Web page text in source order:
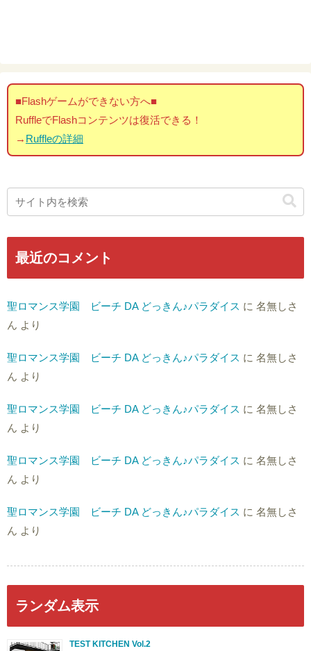
■Flashゲームができない方へ■
RuffleでFlashコンテンツは復活できる！
→ Ruffleの詳細
最近のコメント
聖ロマンス学園 ビーチ DA どっきん♪パラダイス に 名無しさ
ん より
聖ロマンス学園 ビーチ DA どっきん♪パラダイス に 名無しさ
ん より
聖ロマンス学園 ビーチ DA どっきん♪パラダイス に 名無しさ
ん より
聖ロマンス学園 ビーチ DA どっきん♪パラダイス に 名無しさ
ん より
聖ロマンス学園 ビーチ DA どっきん♪パラダイス に 名無しさ
ん より
ランダム表示
TEST KITCHEN Vol.2